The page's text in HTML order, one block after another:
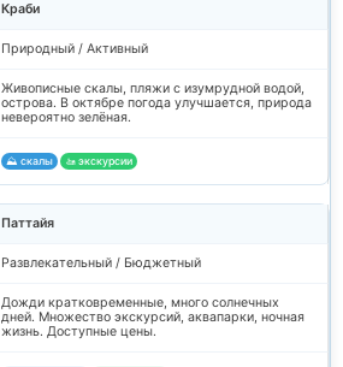
Краби
Природный / Активный
Живописные скалы, пляжи с изумрудной водой,
острова. В октябре погода улучшается, природа
невероятно зелёная.
⛰️ скалы 🚤 экскурсии
Паттайя
Развлекательный / Бюджетный
Дожди кратковременные, много солнечных
дней. Множество экскурсий, аквапарки, ночная
жизнь. Доступные цены.